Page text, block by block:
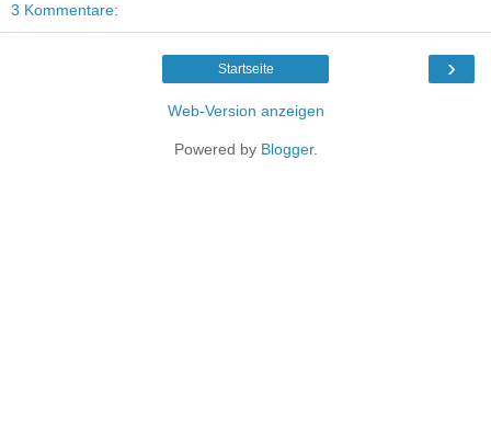
3 Kommentare:
›
Startseite
Web-Version anzeigen
Powered by Blogger.